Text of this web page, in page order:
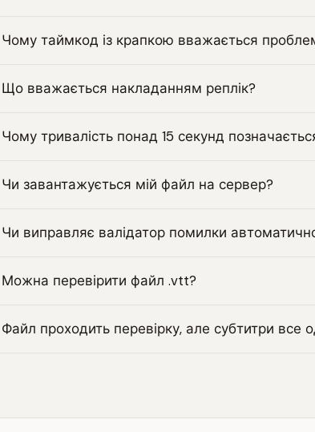
Чому таймкод із крапкою вважається
Що вважається накладанням реплік?
Чому тривалість понад 15 секунд
Чи завантажується мій файл на сервер?
Чи виправляє валідатор помилки
Можна перевірити файл .vtt?
Файл проходить перевірку, але субтитри все